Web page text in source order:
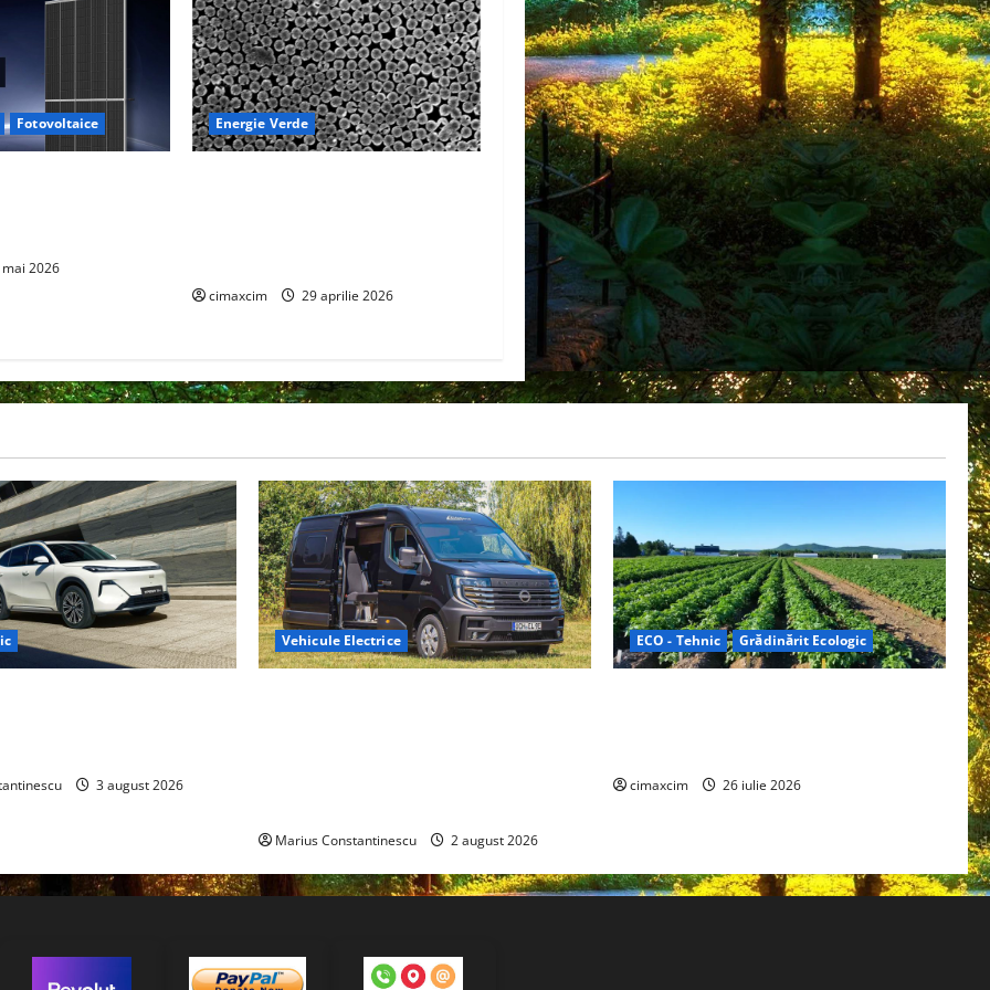
Fotovoltaice
2026
Energie Verde
cimaxcim 29 aprilie 2026
3 august 2026
Vehicule Electrice
Marius Constantinescu 2 august 2026
ECO - Tehnic Grădinărit Ecologic
cimaxcim 26 iulie 2026